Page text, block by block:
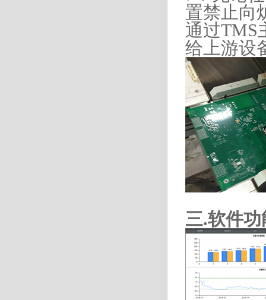
置禁止向
通过TMS
给上游设
三.软件